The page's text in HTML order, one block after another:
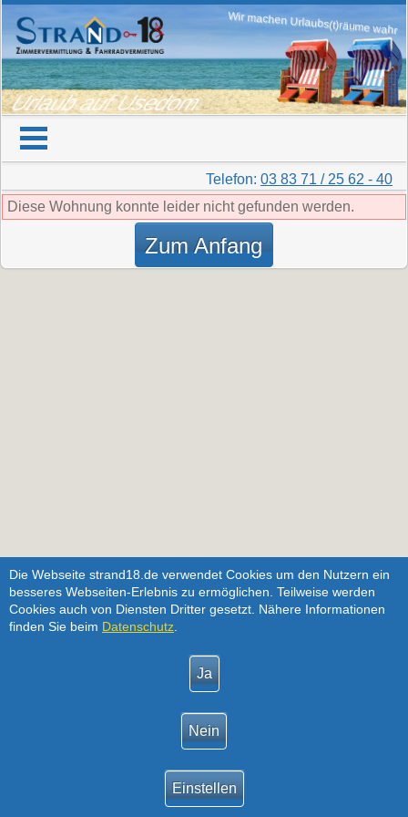
Die Webseite strand18.de verwendet Cookies um den Nutzern ein
besseres Webseiten-Erlebnis zu ermöglichen. Teilweise werden
Cookies auch von Diensten Dritter gesetzt. Nähere Informationen
finden Sie beim Datenschutz
Wir machen Urlaubs(t)räume wahr
Urlaub auf Usedom
Telefon: 03 83 71 / 25 62 - 40
Diese Wohnung konnte leider nicht gefunden werden.
Zum Anfang